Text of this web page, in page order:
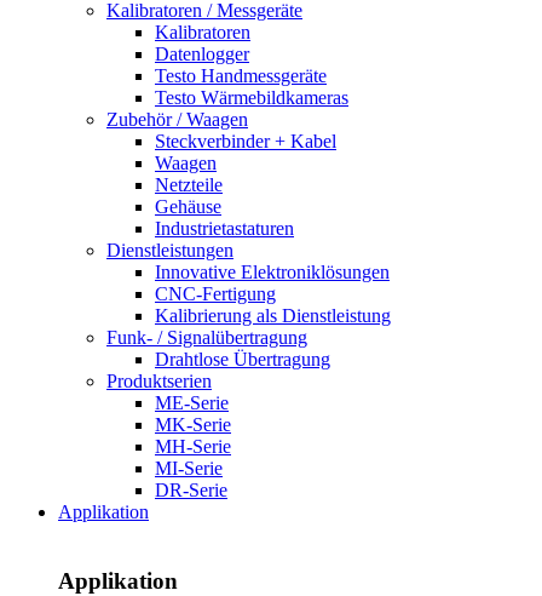
Kalibratoren / Messgeräte
Kalibratoren
Datenlogger
Testo Handmessgeräte
Testo Wärmebildkameras
Zubehör / Waagen
Steckverbinder + Kabel
Waagen
Netzteile
Gehäuse
Industrietastaturen
Dienstleistungen
Innovative Elektroniklösungen
CNC-Fertigung
Kalibrierung als Dienstleistung
Funk- / Signalübertragung
Drahtlose Übertragung
Produktserien
ME-Serie
MK-Serie
MH-Serie
MI-Serie
DR-Serie
Applikation
Applikation